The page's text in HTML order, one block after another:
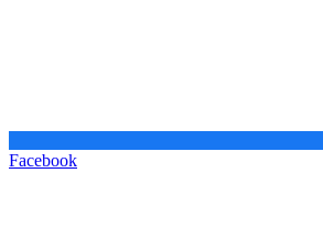
Facebook